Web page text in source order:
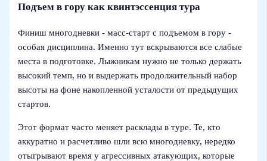
Подъем в гору как квинтэссенция тура
Финиш многодневки - масс-старт с подъемом в гору -
особая дисциплина. Именно тут вскрываются все слабые
места в подготовке. Лыжникам нужно не только держать
высокий темп, но и выдержать продолжительный набор
высоты на фоне накопленной усталости от предыдущих
стартов.
Этот формат часто меняет расклады в туре. Те, кто
аккуратно и расчетливо шли всю многодневку, нередко
отыгрывают время у агрессивных атакующих, которые